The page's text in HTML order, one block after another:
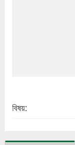
বিষয়: